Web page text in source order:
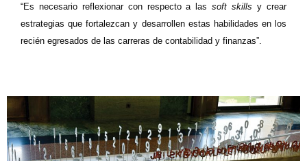
“Es necesario reflexionar con respecto a lassoft skills y crear
estrategias que fortalezcan y desarrollen estas habilidades en los
recién egresados de las carreras de contabilidad y finanzas”.